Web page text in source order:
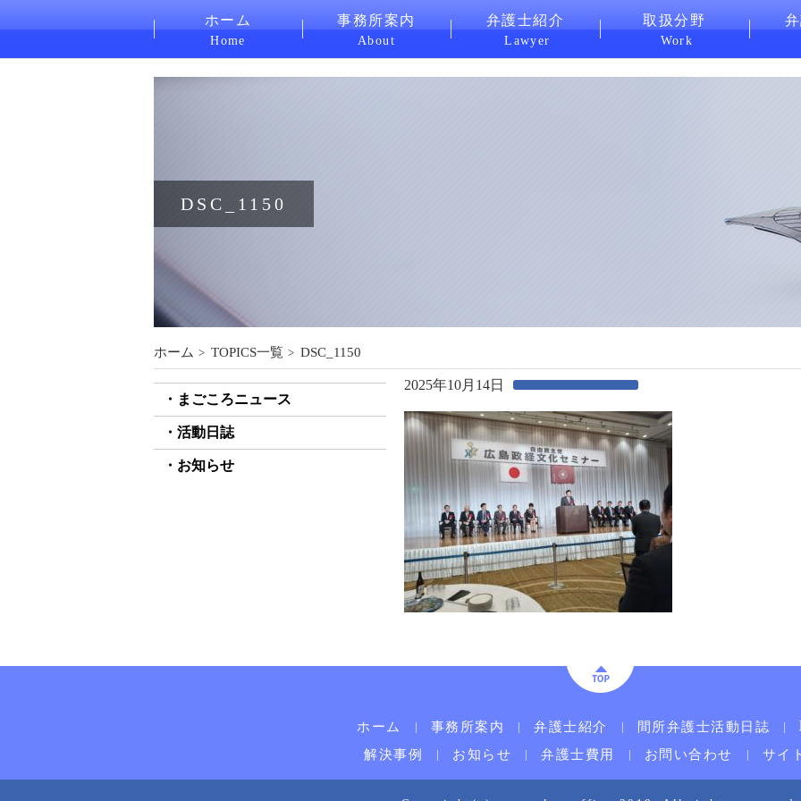
ホーム
Home
事務所案内
About
弁護士紹介
Lawyer
取扱分野
Work
DSC_1150
ホーム TOPICS一覧 DSC_1150
2025年10月14日
まごころニュース
活動日誌
お知らせ
ホーム 事務所案内 弁護士紹介 間所弁護士活動日誌
解決事例
お知らせ 弁護士費用 お問い合わせ サイ